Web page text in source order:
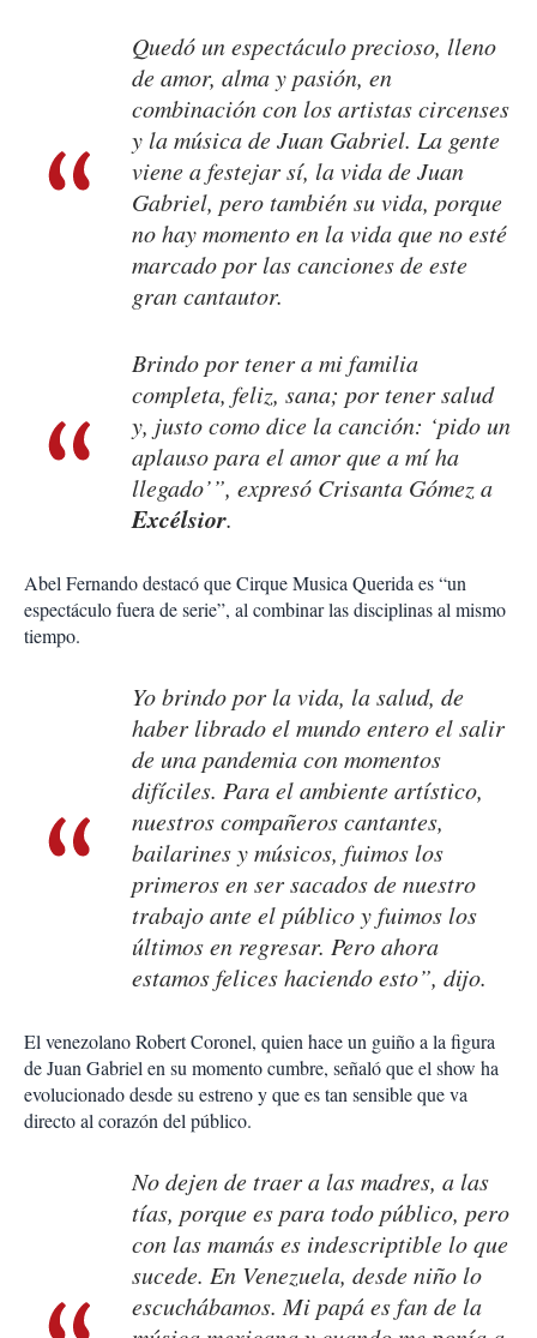
Quedó un espectáculo precioso, lleno
de amor, alma y pasión, en
combinación con los artistas circenses
y la música de Juan Gabriel. La gente
viene a festejar sí, la vida de Juan
Gabriel, pero también su vida, porque
no hay momento en la vida que no esté
marcado por las canciones de este
gran cantautor.
Brindo por tener a mi familia
completa, feliz, sana; por tener salud
y, justo como dice la canción: ‘pido un
aplauso para el amor que a mí ha
llegado’”, expresó Crisanta Gómez a
Excélsior.
Abel Fernando destacó que Cirque Musica Querida es “un
espectáculo fuera de serie”, al combinar las disciplinas al mismo
tiempo.
Yo brindo por la vida, la salud, de
haber librado el mundo entero el salir
de una pandemia con momentos
difíciles. Para el ambiente artístico,
nuestros compañeros cantantes,
bailarines y músicos, fuimos los
primeros en ser sacados de nuestro
trabajo ante el público y fuimos los
últimos en regresar. Pero ahora
estamos felices haciendo esto”, dijo.
El venezolano Robert Coronel, quien hace un guiño a la figura
de Juan Gabriel en su momento cumbre, señaló que el show ha
evolucionado desde su estreno y que es tan sensible que va
directo al corazón del público.
No dejen de traer a las madres, a las
tías, porque es para todo público, pero
con las mamás es indescriptible lo que
sucede. En Venezuela, desde niño lo
escuchábamos. Mi papá es fan de la